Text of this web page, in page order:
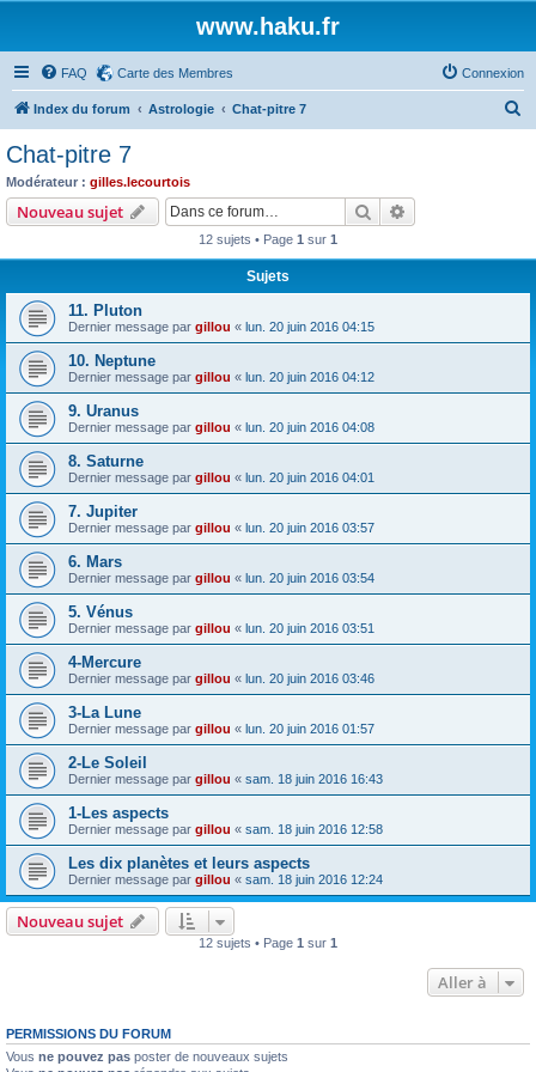
www.haku.fr
FAQ Carte des Membres Connexion
Index du forum Astrologie Chat-pitre 7
Chat-pitre 7
Modérateur : gilles.lecourtois
Nouveau sujet Rechercher
12 sujets • Page 1 sur 1
Sujets
11. Pluton
Dernier message par gillou « lun. 20 juin 2016 04:15
10. Neptune
Dernier message par gillou « lun. 20 juin 2016 04:12
9. Uranus
Dernier message par gillou « lun. 20 juin 2016 04:08
8. Saturne
Dernier message par gillou « lun. 20 juin 2016 04:01
7. Jupiter
Dernier message par gillou « lun. 20 juin 2016 03:57
6. Mars
Dernier message par gillou « lun. 20 juin 2016 03:54
5. Vénus
Dernier message par gillou « lun. 20 juin 2016 03:51
4-Mercure
Dernier message par gillou « lun. 20 juin 2016 03:46
3-La Lune
Dernier message par gillou « lun. 20 juin 2016 01:57
2-Le Soleil
Dernier message par gillou « sam. 18 juin 2016 16:43
1-Les aspects
Dernier message par gillou « sam. 18 juin 2016 12:58
Les dix planètes et leurs aspects
Dernier message par gillou « sam. 18 juin 2016 12:24
Nouveau sujet
12 sujets • Page 1 sur 1
Aller à
PERMISSIONS DU FORUM
Vous ne pouvez pas poster de nouveaux sujets